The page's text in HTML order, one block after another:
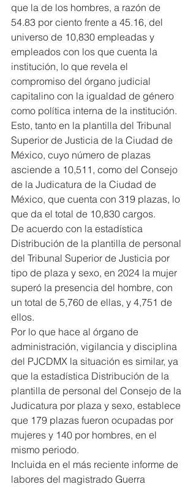
que la de los hombres, a razón de
54.83 por ciento frente a 45.16, del
universo de 10,830 empleadas y
empleados con los que cuenta la
institución, lo que revela el
compromiso del órgano judicial
capitalino con la igualdad de género
como política interna de la institución.
Esto, tanto en la plantilla del Tribunal
Superior de Justicia de la Ciudad de
México, cuyo número de plazas
asciende a 10,511, como del Consejo
de la Judicatura de la Ciudad de
México, que cuenta con 319 plazas, lo
que da el total de 10,830 cargos.
De acuerdo con la estadística
Distribución de la plantilla de personal
del Tribunal Superior de Justicia por
tipo de plaza y sexo, en 2024 la mujer
superó la presencia del hombre, con
un total de 5,760 de ellas, y 4,751 de
ellos.
Por lo que hace al órgano de
administración, vigilancia y disciplina
del PJCDMX la situación es similar, ya
que la estadística Distribución de la
plantilla de personal del Consejo de la
Judicatura por plaza y sexo, establece
que 179 plazas fueron ocupadas por
mujeres y 140 por hombres, en el
mismo periodo.
Incluida en el más reciente informe de
labores del magistrado Guerra